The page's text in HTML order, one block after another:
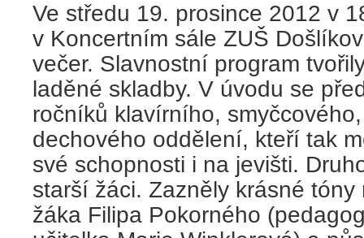
Ve středu 19. prosince 2012 v
v Koncertním sále ZUŠ
večer. Slavnostní program
laděné skladby. V úvodu se
ročníků klavírního,
dechového oddělení, kteří tak
své schopnosti i na jevišti.
starší žáci. Zazněly krásné
žáka Filipa Pokorného